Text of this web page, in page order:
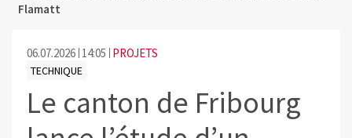
Flamatt
06.07.2026 14:05 PROJETS
TECHNIQUE
Le canton de Fribourg